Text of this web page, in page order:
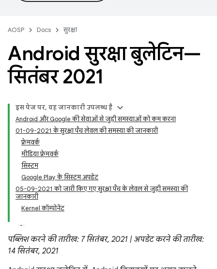
AOSP Docs सुरक्षा
Android सुरक्षा बुलेटिन—
सितंबर 2021
इस पेज पर, यह जानकारी उपलब्ध है
Android और Google की सेवाओं से जुड़ी समस्याओं को कम करना
01-09-2021 के सुरक्षा पैच लेवल की समस्या की जानकारी
फ़्रेमवर्क
मीडिया फ़्रेमवर्क
सिस्टम
Google Play के सिस्टम अपडेट
05-09-2021 को जारी किए गए सुरक्षा पैच के लेवल से जुड़ी समस्या की
जानकारी
Kernel कॉम्पोनेंट
पब्लिश करने की तारीख: 7 सितंबर, 2021 | अपडेट करने की तारीख:
14 सितंबर, 2021